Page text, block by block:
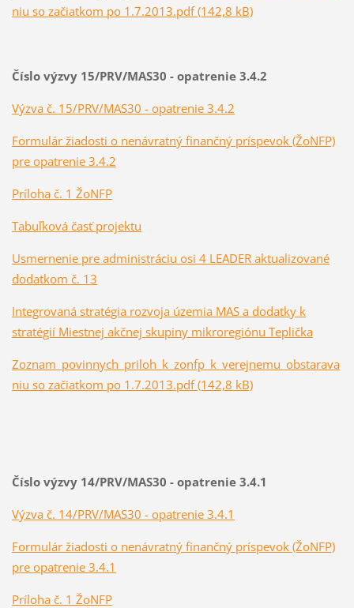
niu so začiatkom po 1.7.2013.pdf (142,8 kB)
Číslo výzvy 15/PRV/MAS30 - opatrenie 3.4.2
Výzva č. 15/PRV/MAS30 - opatrenie 3.4.2
Formulár žiadosti o nenávratný finančný príspevok (ŽoNFP)
pre opatrenie 3.4.2
Príloha č. 1 ŽoNFP
Tabuľková časť projektu
Usmernenie pre administráciu osi 4 LEADER aktualizované
dodatkom č. 13
Integrovaná stratégia rozvoja územia MAS a dodatky k
stratégií Miestnej akčnej skupiny mikroregiónu Teplička
Zoznam_povinnych_priloh_k_zonfp_k_verejnemu_obstarava
niu so začiatkom po 1.7.2013.pdf (142,8 kB)
Číslo výzvy 14/PRV/MAS30 - opatrenie 3.4.1
Výzva č. 14/PRV/MAS30 - opatrenie 3.4.1
Formulár žiadosti o nenávratný finančný príspevok (ŽoNFP)
pre opatrenie 3.4.1
Príloha č. 1 ŽoNFP